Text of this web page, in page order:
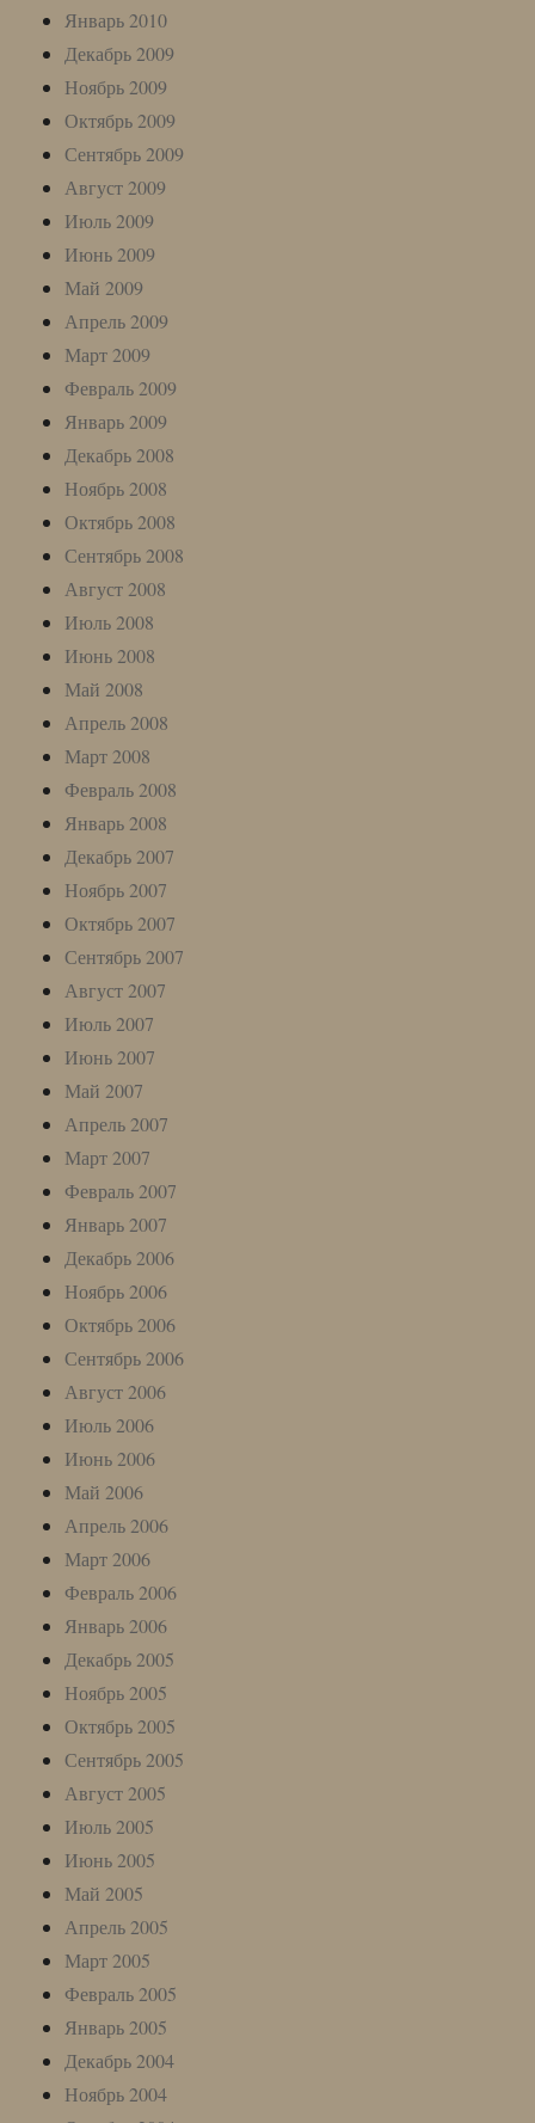
Январь 2010
Декабрь 2009
Ноябрь 2009
Октябрь 2009
Сентябрь 2009
Август 2009
Июль 2009
Июнь 2009
Май 2009
Апрель 2009
Март 2009
Февраль 2009
Январь 2009
Декабрь 2008
Ноябрь 2008
Октябрь 2008
Сентябрь 2008
Август 2008
Июль 2008
Июнь 2008
Май 2008
Апрель 2008
Март 2008
Февраль 2008
Январь 2008
Декабрь 2007
Ноябрь 2007
Октябрь 2007
Сентябрь 2007
Август 2007
Июль 2007
Июнь 2007
Май 2007
Апрель 2007
Март 2007
Февраль 2007
Январь 2007
Декабрь 2006
Ноябрь 2006
Октябрь 2006
Сентябрь 2006
Август 2006
Июль 2006
Июнь 2006
Май 2006
Апрель 2006
Март 2006
Февраль 2006
Январь 2006
Декабрь 2005
Ноябрь 2005
Октябрь 2005
Сентябрь 2005
Август 2005
Июль 2005
Июнь 2005
Май 2005
Апрель 2005
Март 2005
Февраль 2005
Январь 2005
Декабрь 2004
Ноябрь 2004